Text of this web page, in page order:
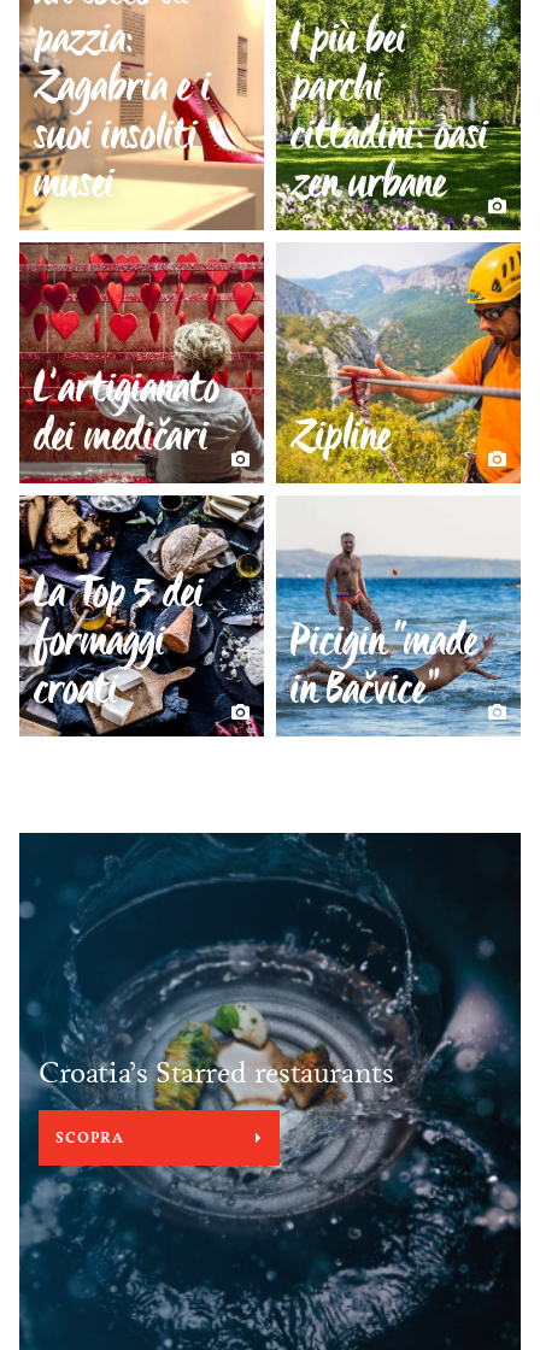
pazzia:
Zagabria e i
suoi insoliti
musei
I più bei
parchi
cittadini: oasi
zen urbane
L’artigianato
dei medičari Zipline
La Top 5 dei
formaggi
croati
Picigin “made
in Bačvice”
Croatia’s Starred restaurants
SCOPRA